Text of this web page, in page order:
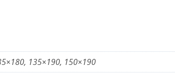
135×190, 150×190